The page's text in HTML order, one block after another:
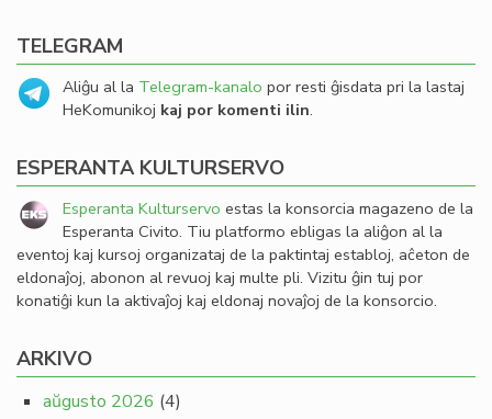
TELEGRAM
Aliĝu al la Telegram-kanalo por resti ĝisdata pri la lastaj
HeKomunikoj kaj por komenti ilin.
ESPERANTA KULTURSERVO
Esperanta Kulturservo estas la konsorcia magazeno de la
Esperanta Civito. Tiu platformo ebligas la aliĝon al la
eventoj kaj kursoj organizataj de la paktintaj establoj, aĉeton de
eldonaĵoj, abonon al revuoj kaj multe pli. Vizitu ĝin tuj por
konatiĝi kun la aktivaĵoj kaj eldonaj novaĵoj de la konsorcio.
ARKIVO
aŭgusto 2026 (4)